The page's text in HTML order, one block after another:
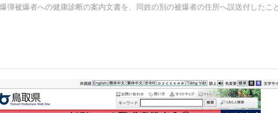
弾被爆者への健康診断の案内文書を、同姓の別の被爆者の住所へ誤送付したこ